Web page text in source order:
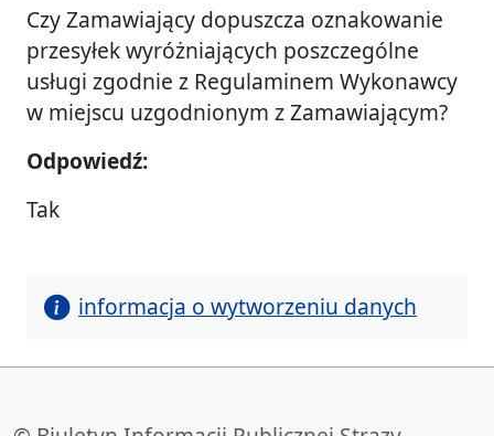
Czy Zamawiający dopuszcza oznakowanie
przesyłek wyróżniających poszczególne
usługi zgodnie z Regulaminem Wykonawcy
w miejscu uzgodnionym z Zamawiającym?
Odpowiedź:
Tak
informacja o wytworzeniu danych